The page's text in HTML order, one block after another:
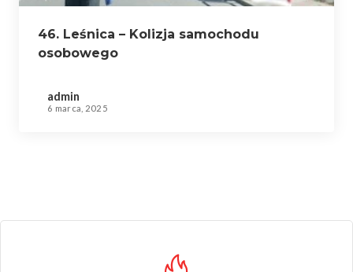
46. Leśnica – Kolizja samochodu
osobowego
admin
6 marca, 2025